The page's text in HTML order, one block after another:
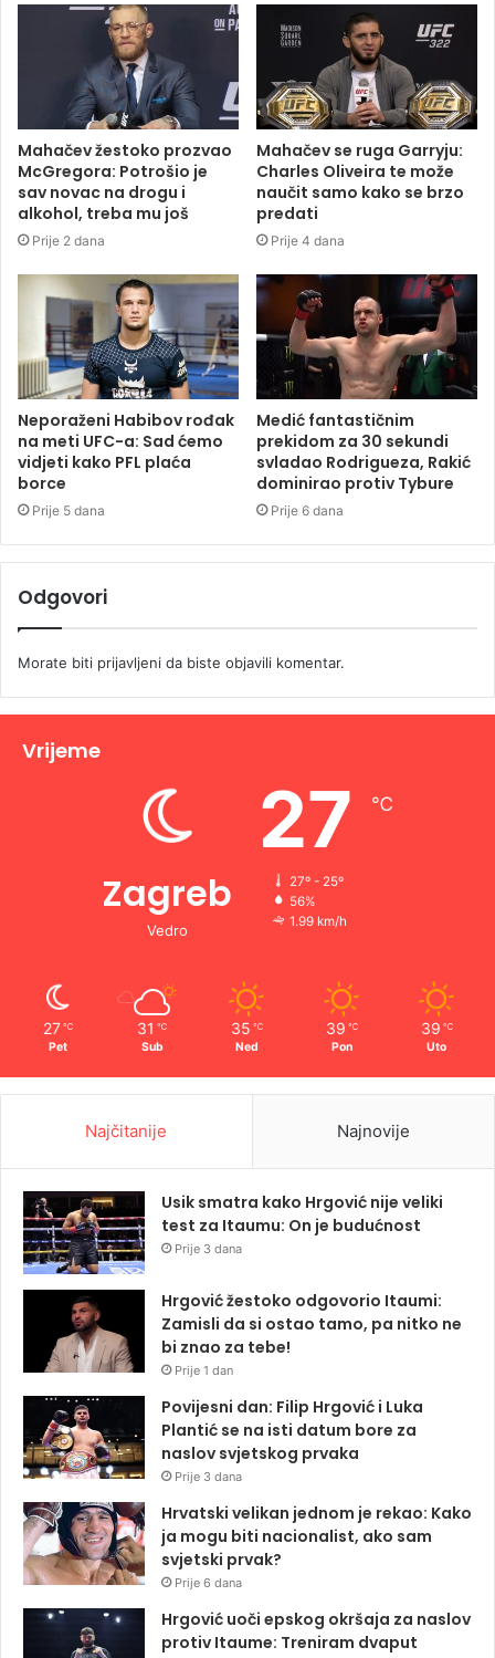
Mahačev žestoko prozvao
McGregora: Potrošio je
sav novac na drogu i
alkohol, treba mu još
Prije 2 dana
Mahačev se ruga Garryju:
Charles Oliveira te može
naučit samo kako se brzo
predati
Prije 4 dana
Neporaženi Habibov rođak
na meti UFC-a: Sad ćemo
vidjeti kako PFL plaća
borce
Prije 5 dana
Medić fantastičnim
prekidom za 30 sekundi
svladao Rodrigueza, Rakić
dominirao protiv Tybure
Prije 6 dana
Odgovori
Morate biti prijavljeni da biste objavili komentar.
Vrijeme
Zagreb
Vedro
27 ℃
27º - 25º
56%
1.99 km/h
27 ℃
Pet
31 ℃
Sub
35 ℃
Ned
39 ℃
Pon
39 ℃
Uto
Najčitanije Najnovije
Usik smatra kako Hrgović nije veliki
test za Itaumu: On je budućnost
Prije 3 dana
Hrgović žestoko odgovorio Itaumi:
Zamisli da si ostao tamo, pa nitko ne
bi znao za tebe!
Prije 1 dan
Povijesni dan: Filip Hrgović i Luka
Plantić se na isti datum bore za
naslov svjetskog prvaka
Prije 3 dana
Hrvatski velikan jednom je rekao: Kako
ja mogu biti nacionalist, ako sam
svjetski prvak?
Prije 6 dana
Hrgović uoči epskog okršaja za naslov
protiv Itaume: Treniram dvaput